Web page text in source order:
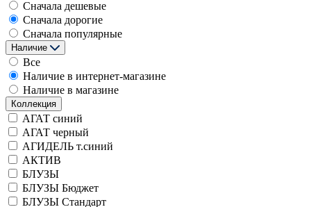
Сначала дешевые
Сначала дорогие
Сначала популярные
Наличие
Все
Наличие в интернет-магазине
Наличие в магазине
Коллекция
АГАТ синий
АГАТ черный
АГИДЕЛЬ т.синий
АКТИВ
БЛУЗЫ
БЛУЗЫ Бюджет
БЛУЗЫ Стандарт